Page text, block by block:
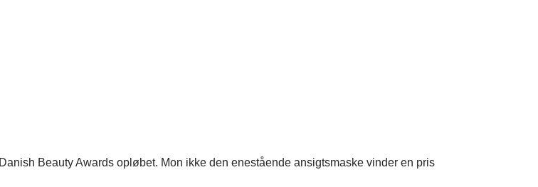
Beauty Awards opløbet. Mon ikke den enestående ansigtsmaske vinder en pris